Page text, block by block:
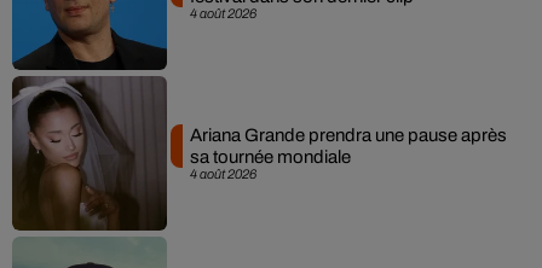
4 août 2026
4 août 2026
Ariana Grande prendra une pause après
sa tournée mondiale